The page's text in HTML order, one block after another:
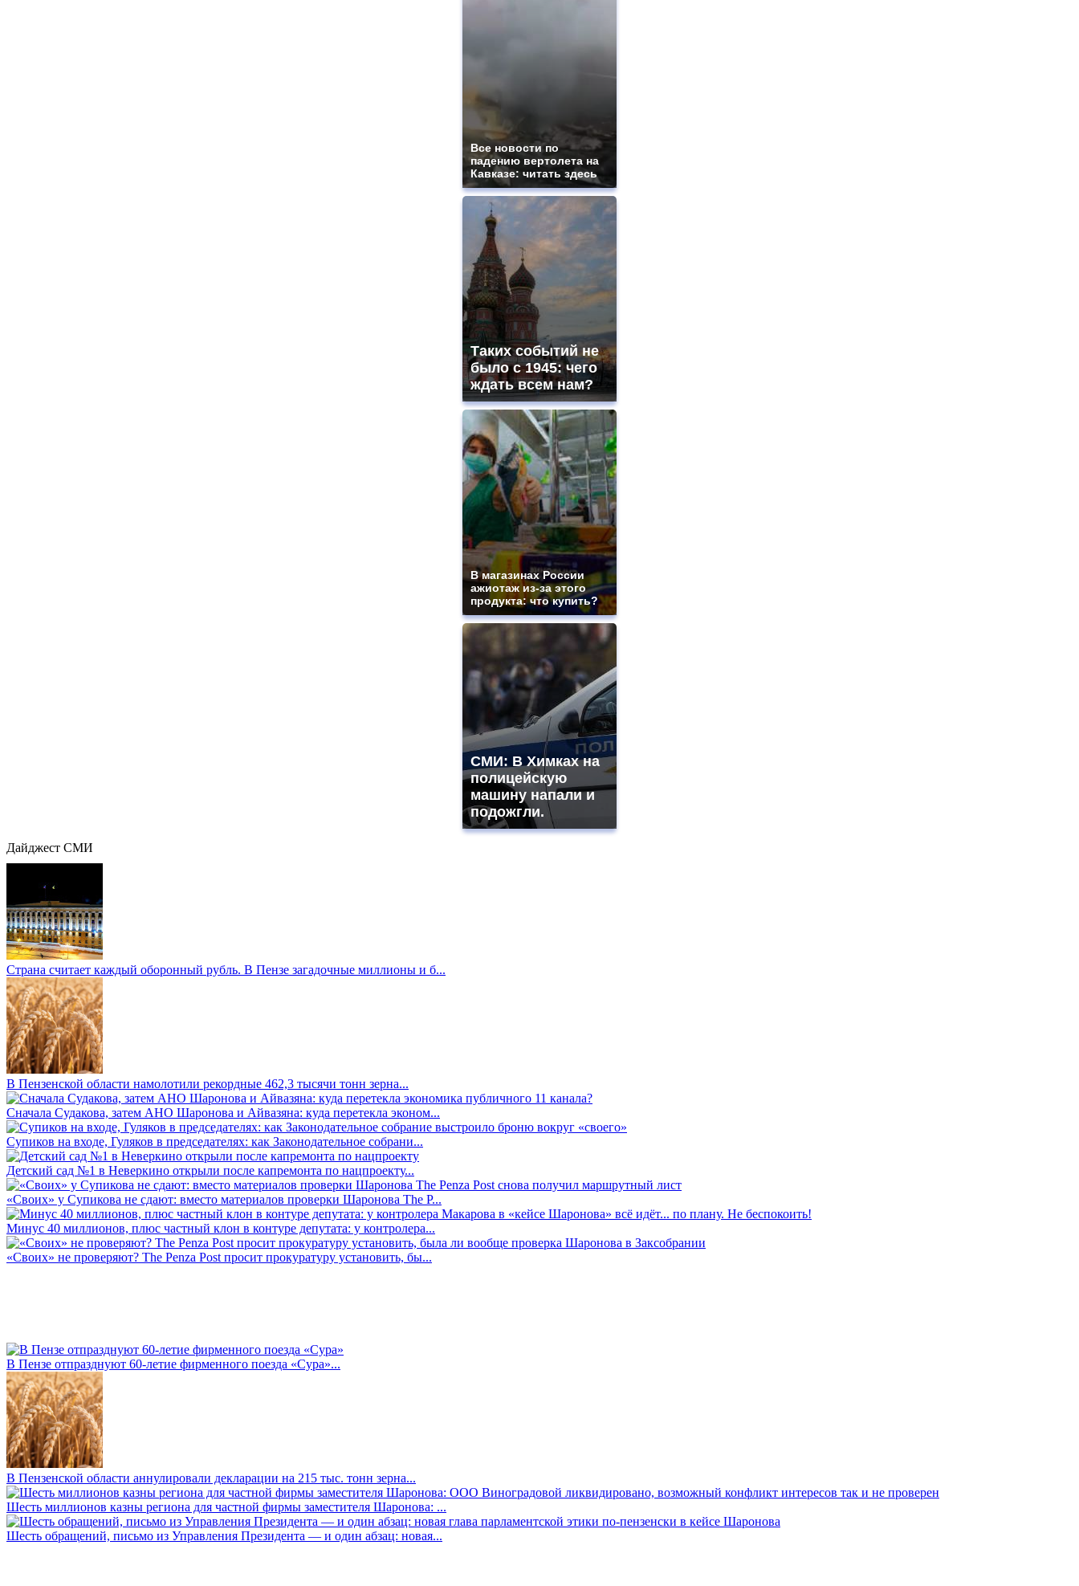
Все новости по
падению вертолета на
Кавказе: читать здесь
Таких событий не
было с 1945: чего
ждать всем нам?
В магазинах России
ажиотаж из-за этого
продукта: что купить?
СМИ: В Химках на
полицейскую
машину напали и
подожгли.
Дайджест СМИ
Страна считает каждый оборонный рубль. В Пензе загадочные миллионы и б...
В Пензенской области намолотили рекордные 462,3 тысячи тонн зерна...
Сначала Судакова, затем АНО Шаронова и Айвазяна: куда перетекла эконом...
Супиков на входе, Гуляков в председателях: как Законодательное собрани...
Детский сад №1 в Неверкино открыли после капремонта по нацпроекту...
«Своих» у Супикова не сдают: вместо материалов проверки Шаронова The P...
Минус 40 миллионов, плюс частный клон в контуре депутата: у контролера...
«Своих» не проверяют? The Penza Post просит прокуратуру установить, бы...
В Пензе отпразднуют 60-летие фирменного поезда «Сура»...
В Пензенской области аннулировали декларации на 215 тыс. тонн зерна...
Шесть миллионов казны региона для частной фирмы заместителя Шаронова: ...
Шесть обращений, письмо из Управления Президента — и один абзац: новая...